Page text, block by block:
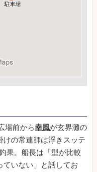
場前から幸風が玄界灘の
の常連師は浮きスッテ
果。船長は「型が比較
ていない」と話してお